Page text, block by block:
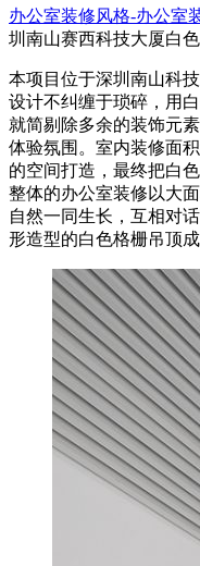
办公室装修风格-办公室
圳南山赛西科技大厦白
本项目位于深圳南山科
设计不纠缠于琐碎，用
就简剔除多余的装饰元
体验氛围。室内装修面
的空间打造，最终把白
整体的办公室装修以大
自然一同生长，互相对
形造型的白色格栅吊顶